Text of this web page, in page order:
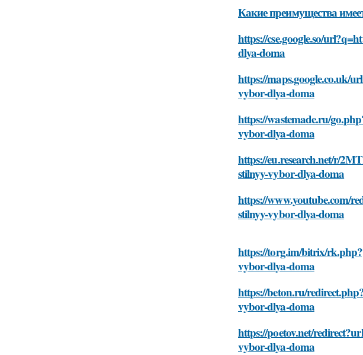
Какие преимущества
https://cse.google.so/
dlya-doma
https://maps.google.co.uk/
vybor-dlya-doma
https://wastemade.ru/
vybor-dlya-doma
https://eu.research.net/r/
stilnyy-vybor-dlya-doma
https://www.youtube.com/
stilnyy-vybor-dlya-doma
https://torg.im/bitrix/
vybor-dlya-doma
https://beton.ru/
vybor-dlya-doma
https://poetov.net/
vybor-dlya-doma